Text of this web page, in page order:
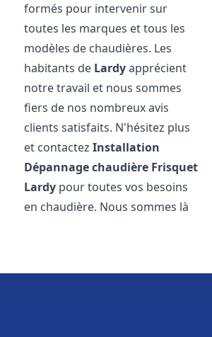
formés pour intervenir sur
toutes les marques et tous les
modèles de chaudières. Les
habitants de Lardyapprécient
notre travail et nous sommes
fiers de nos nombreux avis
clients satisfaits. N'hésitez plus
et contactezInstallation
Dépannage chaudière Frisquet
Lardy pour toutes vos besoins
en chaudière. Nous sommes là